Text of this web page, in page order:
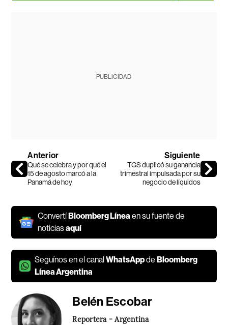
PUBLICIDAD
Anterior
Qué se celebra y por qué el
15 de agosto marcó a la
Panamá de hoy
Siguiente
TGS duplicó su ganancia
trimestral impulsada por su
negocio de líquidos
ConvertíBloomberg Líneaen su fuente de
noticiasaquí
Seguínos en el canalWhatsAppdeBloomberg
Línea Argentina
Belén Escobar
Reportera - Argentina